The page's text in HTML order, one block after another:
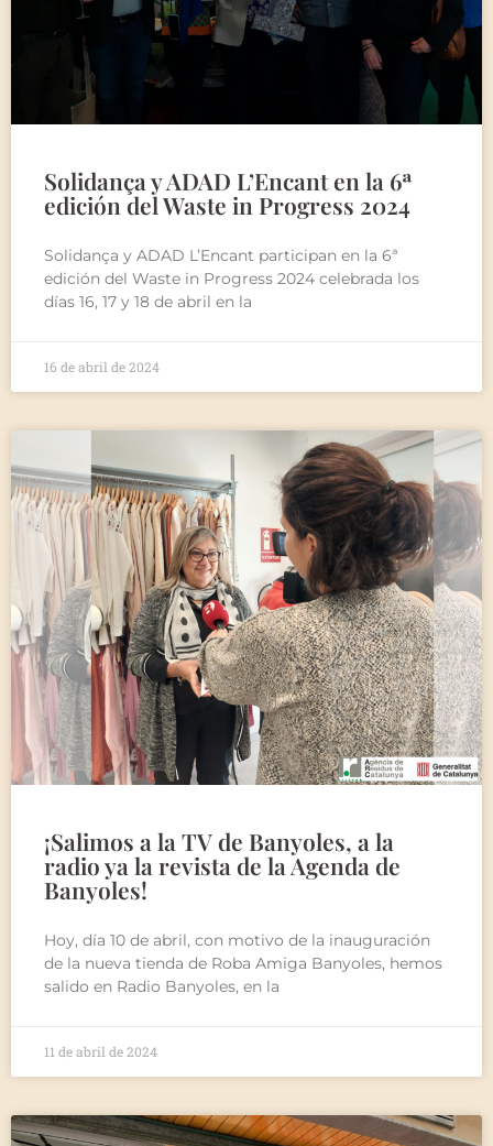
Solidança y ADAD L’Encant en la 6ª
edición del Waste in Progress 2024
Solidança y ADAD L’Encant participan en la 6ª
edición del Waste in Progress 2024 celebrada los
días 16, 17 y 18 de abril en la
16 de abril de 2024
¡Salimos a la TV de Banyoles, a la
radio ya la revista de la Agenda de
Banyoles!
Hoy, día 10 de abril, con motivo de la inauguración
de la nueva tienda de Roba Amiga Banyoles, hemos
salido en Radio Banyoles, en la
11 de abril de 2024